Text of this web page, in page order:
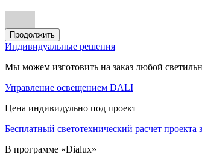
Продолжить
Индивидуальные решения
Мы можем изготовить на заказ любой
Управление освещением DALI
Цена индивидульно под проект
Бесплатный светотехнический расчет проекта
В программе «Dialux»